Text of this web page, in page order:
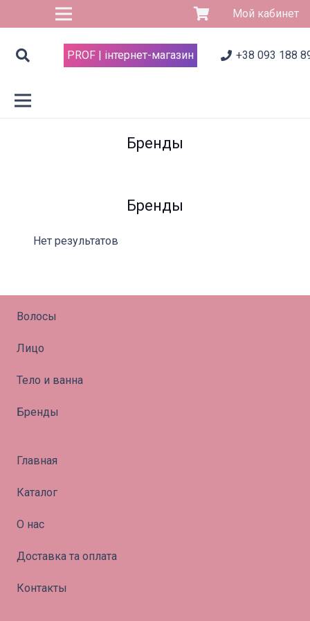
Мой кабинет
PROF | інтернет-магазин +38 093 188
Бренды
Бренды
Нет результатов
Волосы
Лицо
Тело и ванна
Бренды
Главная
Каталог
О нас
Доставка та оплата
Контакты